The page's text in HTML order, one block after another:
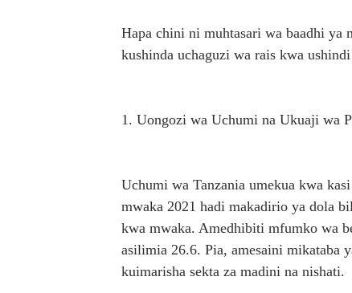
Hapa chini ni muhtasari wa baadhi ya
kushinda uchaguzi wa rais kwa
1. Uongozi wa Uchumi na Ukuaji wa
Uchumi wa Tanzania umekua kwa
mwaka 2021 hadi makadirio ya dola
kwa mwaka. Amedhibiti mfumko wa
asilimia 26.6. Pia, amesaini mikataba
kuimarisha sekta za madini na nishati.